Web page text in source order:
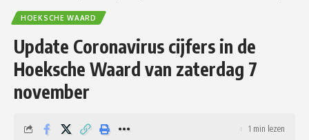
HOEKSCHE WAARD
Update Coronavirus cijfers in de
Hoeksche Waard van zaterdag 7
november
1 min lezen